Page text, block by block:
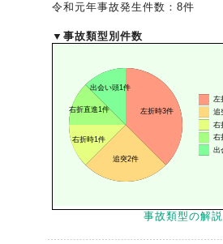
令和元年事故発生件数：8件
▼事故類型別件数
事故類型の解説